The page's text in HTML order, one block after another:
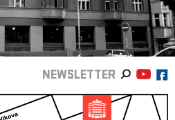
NEWSLETTER